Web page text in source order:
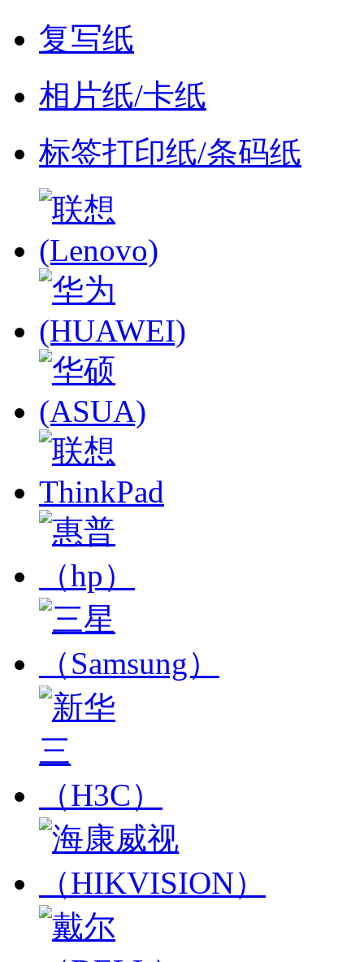
复写纸
相片纸/卡纸
标签打印纸/条码纸